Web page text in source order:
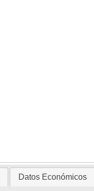
Datos Económicos